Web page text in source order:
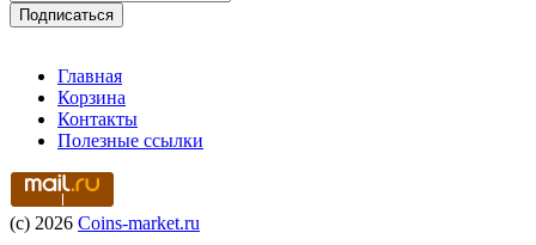
Главная
Корзина
Контакты
Полезные ссылки
(c) 2026 Coins-market.ru